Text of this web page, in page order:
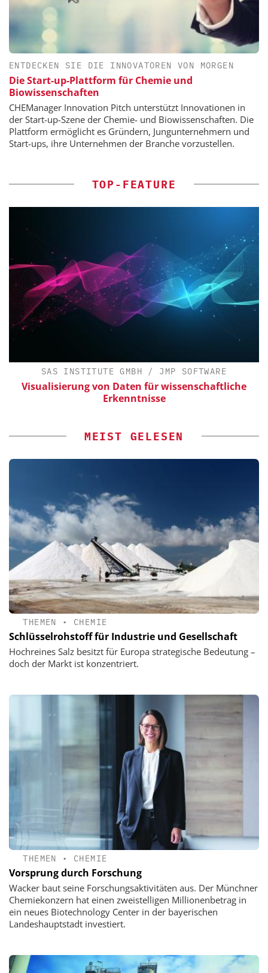
ENTDECKEN SIE DIE INNOVATOREN VON MORGEN
Die Start-up-Plattform für Chemie und
Biowissenschaften
CHEManager Innovation Pitch unterstützt Innovationen in
der Start-up-Szene der Chemie- und Biowissenschaften. Die
Plattform ermöglicht es Gründern, Jungunternehmern und
Start-ups, ihre Unternehmen der Branche vorzustellen.
TOP-FEATURE
SAS INSTITUTE GMBH / JMP SOFTWARE
Visualisierung von Daten für wissenschaftliche
Erkenntnisse
MEIST GELESEN
THEMEN • CHEMIE
Schlüsselrohstoff für Industrie und Gesellschaft
Hochreines Salz besitzt für Europa strategische Bedeutung –
doch der Markt ist konzentriert.
THEMEN • CHEMIE
Vorsprung durch Forschung
Wacker baut seine Forschungsaktivitäten aus. Der Münchner
Chemiekonzern hat einen zweistelligen Millionenbetrag in
ein neues Biotechnology Center in der bayerischen
Landeshauptstadt investiert.